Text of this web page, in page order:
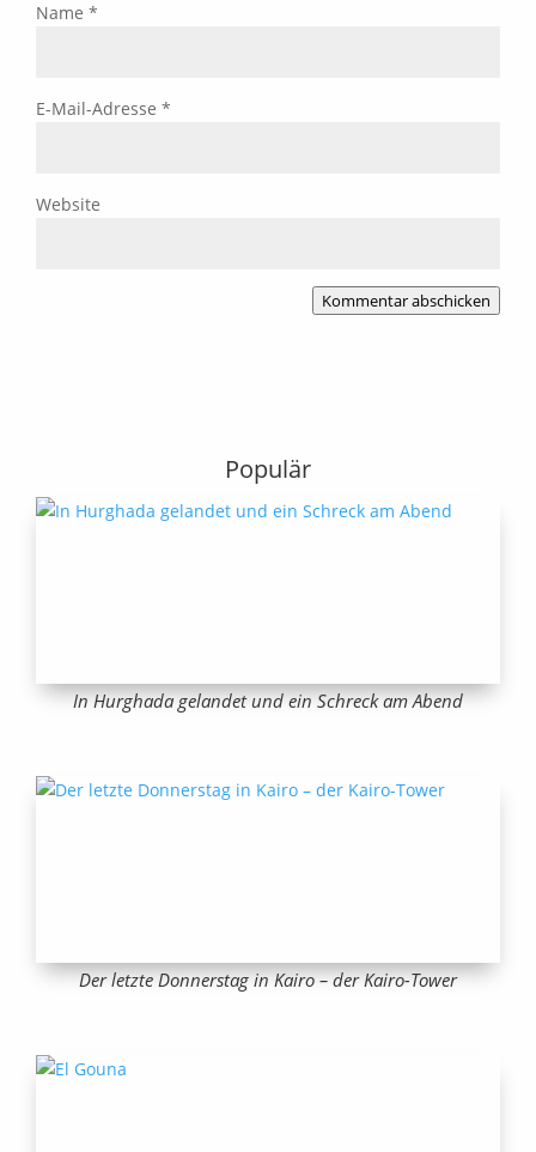
Name *
E-Mail-Adresse *
Website
Kommentar abschicken
Populär
In Hurghada gelandet und ein Schreck am Abend
Der letzte Donnerstag in Kairo – der Kairo-Tower